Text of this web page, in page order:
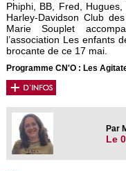
Phiphi, BB, Fred,
Harley-Davidson Club
Marie Souplet
l’association Les enfants
brocante de ce 17 mai.
Programme CN'O : Les
Par
Le